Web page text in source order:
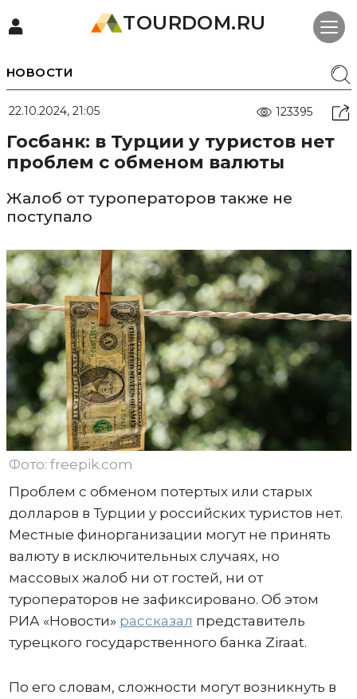
TOURDOM.RU
НОВОСТИ
22.10.2024, 21:05 123395
Госбанк: в Турции у туристов нет
проблем с обменом валюты
Жалоб от туроператоров также не
поступало
Фото: freepik.com
Проблем с обменом потертых или старых
долларов в Турции у российских туристов нет.
Местные финорганизации могут не принять
валюту в исключительных случаях, но
массовых жалоб ни от гостей, ни от
туроператоров не зафиксировано. Об этом
РИА «Новости» рассказал представитель
турецкого государственного банка Ziraat.
По его словам, сложности могут возникнуть в